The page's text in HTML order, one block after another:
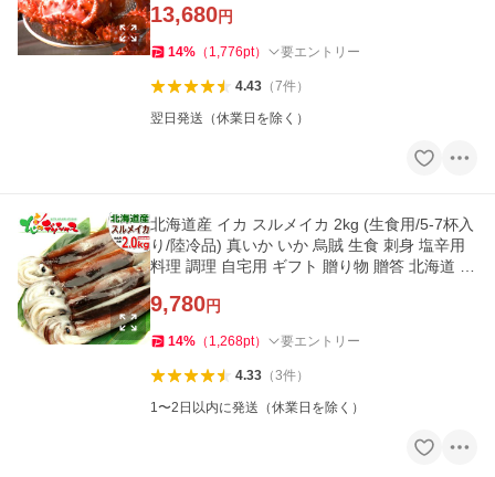
13,680円
14% （ 1,776pt） 要エントリー
4.43（7件）
翌日発送（休業日を除く）
北海道産 イカ スルメイカ 2kg (生食用/5-7杯入
り/陸冷品) 真いか いか 烏賊 生食 刺身 塩辛用
料理 調理 自宅用 ギフト 贈り物 贈答 北海道 グ
9,780円
14% （ 1,268pt） 要エントリー
4.33（3件）
1〜2日以内に発送（休業日を除く）